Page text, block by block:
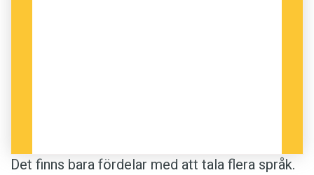
Det finns bara fördelar med att tala flera språk.